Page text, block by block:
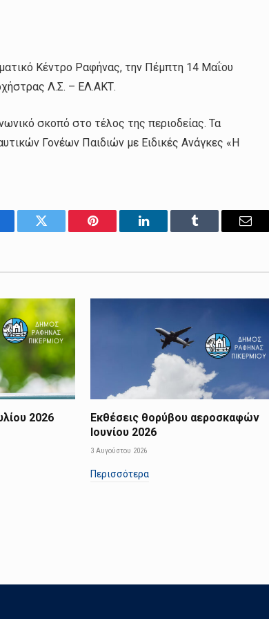
Κέντρο Ραφήνας, την Πέμπτη 14 Μαΐου
Λ.Σ. – ΕΛ.ΑΚΤ.
σκοπό στο τέλος της περιοδείας. Τα
Γονέων Παιδιών με Ειδικές Ανάγκες «Η
Twitter Pinterest LinkedIn Tumblr
2026
Εκθέσεις θορύβου αεροσκαφών
Ιουνίου 2026
3 Αυγούστου 2026
Περισσότερα